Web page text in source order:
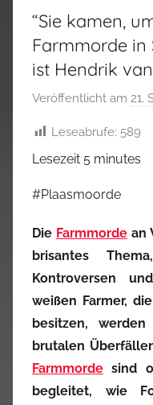
“Sie kamen,
Farmmorde in
ist Hendrik
Veröffentlicht am 21.
Leseabrufe: 589
Lesezeit 5 minutes
#Plaasmoorde
Die Farmmordean
brisantes
Kontroversen
weißen Farmer,
besitzen,
brutalen
Farmmorde sind
begleitet, wie